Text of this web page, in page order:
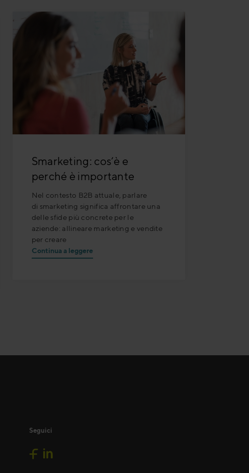
Smarketing: cos’è e
perché è importante
Nel contesto B2B attuale, parlare
di smarketing significa affrontare una
delle sfide più concrete per le
aziende: allineare marketing e vendite
per creare
Continua a leggere
Seguici